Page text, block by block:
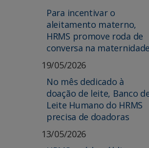
Para incentivar o
aleitamento materno,
HRMS promove roda de
conversa na maternidade
19/05/2026
No mês dedicado à
doação de leite, Banco
Leite Humano do HRMS
precisa de doadoras
13/05/2026